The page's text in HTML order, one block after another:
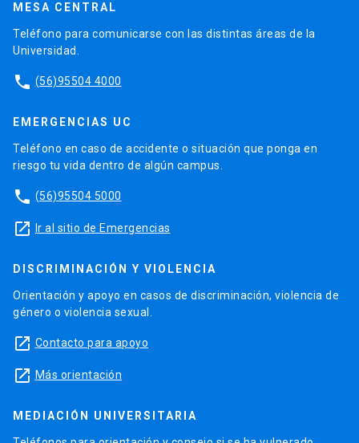
MESA CENTRAL
Teléfono para comunicarse con las distintas áreas de la
Universidad.
phone (56)95504 4000
EMERGENCIAS UC
Teléfono en caso de accidente o situación que ponga en
riesgo tu vida dentro de algún campus.
phone (56)95504 5000
launch Ir al sitio de Emergencias
DISCRIMINACIÓN Y VIOLENCIA
Orientación y apoyo en casos de discriminación, violencia de
género o violencia sexual.
launch Contacto para apoyo
launch Más orientación
MEDIACIÓN UNIVERSITARIA